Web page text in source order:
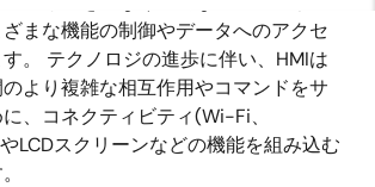
ざまな機能の制御やデータへのアクセ
。 テクノロジの進歩に伴い、HMIは
より複雑な相互作用やコマンドをサ
、コネクティビティ(Wi-Fi、
LCDスクリーンなどの機能を組み込む